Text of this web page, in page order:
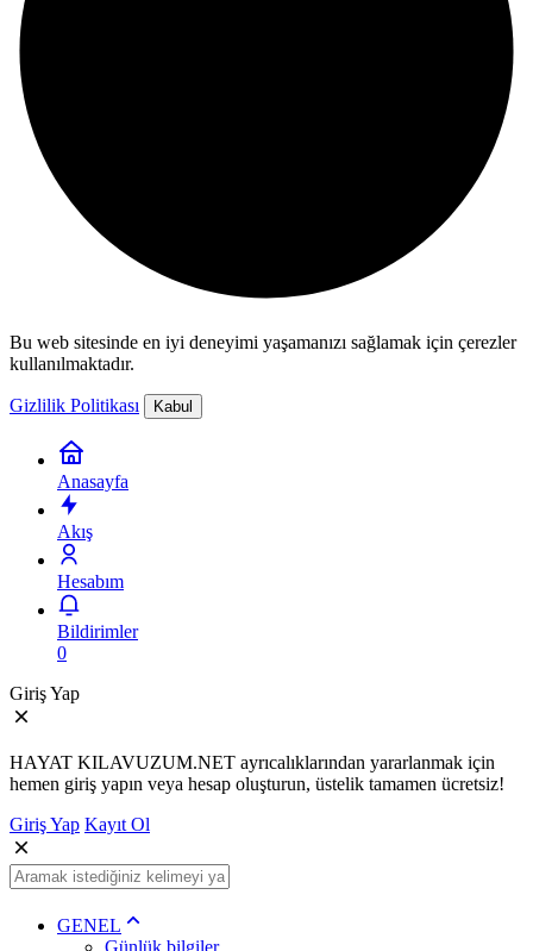
Bu web sitesinde en iyi deneyimi yaşamanızı sağlamak için çerezler
kullanılmaktadır.
Gizlilik Politikası Kabul
Anasayfa
Akış
Hesabım
Bildirimler
0
Giriş Yap
HAYAT KILAVUZUM.NET ayrıcalıklarından yararlanmak için
hemen giriş yapın veya hesap oluşturun, üstelik tamamen ücretsiz!
Giriş Yap Kayıt Ol
GENEL
Günlük bilgiler